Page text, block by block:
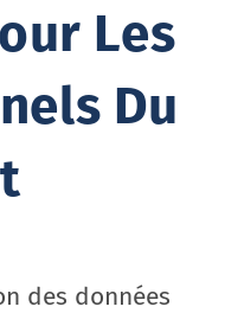
Les
Du
des données